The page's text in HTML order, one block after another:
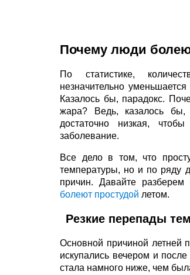
Почему люди
По статистике,
незначительно
Казалось бы, парадокс.
жара? Ведь, казалось бы,
достаточно низкая, чтобы
заболевание.
Все дело в том, что
температуры, но и по ряду
причин. Давайте
болеют простудой летом.
Резкие перепады
Основной причиной летней
искупались вечером и
стала намного ниже, чем